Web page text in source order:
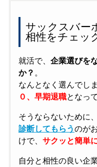
サックスバー
相性をチェッ
就活で、 企業選びを
か？ 。
なんとなく選んでし
０、早期退職となっ
そうならないために
診断してもらうのが
けで、 サクッと簡単
自分と相性の良い企